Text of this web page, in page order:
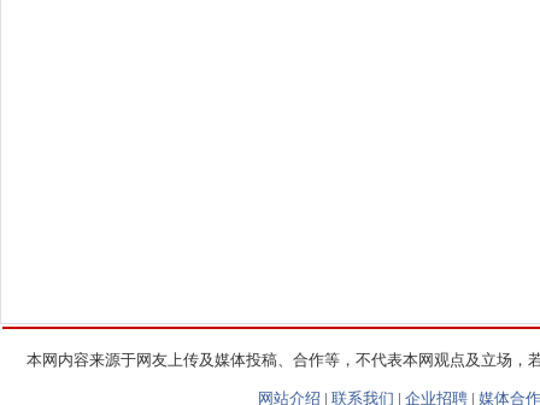
本网内容来源于网友上传及媒体投稿、合作等，不代表本网观点及立场
网站介绍 | 联系我们 | 企业招聘 | 媒体合作